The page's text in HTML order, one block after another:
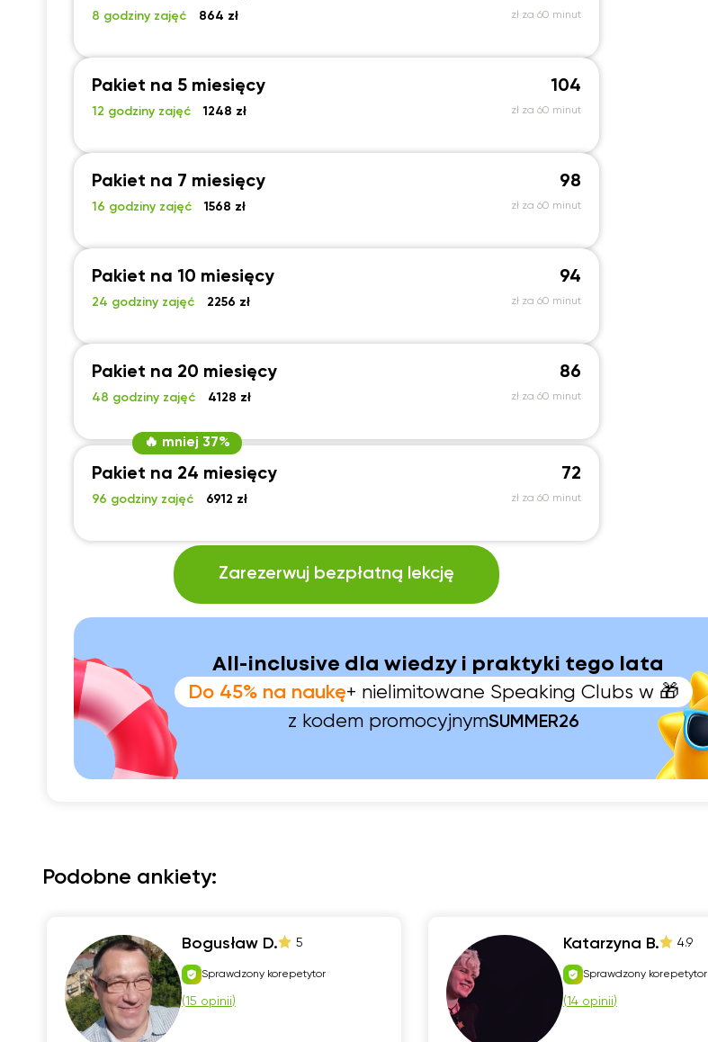
8 godziny zajęć 864 zł zł za 60 minut
Pakiet na 5 miesięcy
12 godziny zajęć 1248 zł
104
zł za 60 minut
Pakiet na 7 miesięcy
16 godziny zajęć 1568 zł
98
zł za 60 minut
Pakiet na 10 miesięcy
24 godziny zajęć 2256 zł
94
zł za 60 minut
Pakiet na 20 miesięcy
48 godziny zajęć 4128 zł
86
zł za 60 minut
🔥 mniej 37%
Pakiet na 24 miesięcy
96 godziny zajęć 6912 zł
72
zł za 60 minut
Zarezerwuj bezpłatną lekcję
All-inclusive dla wiedzy i praktyki tego lata
Do 45% na naukę+ nielimitowane Speaking Clubs w 🎁
z kodem promocyjnymSUMMER26
Podobne ankiety:
Bogusław D. 5
Sprawdzony korepetytor
(15 opinii)
Katarzyna B. 4.9
Sprawdzony korepetytor
(14 opinii)